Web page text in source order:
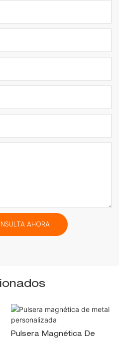
AHORA
Pulsera Magnética De